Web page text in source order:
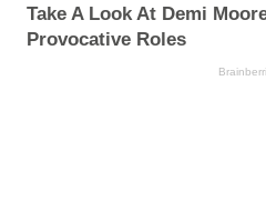
Take A Look At Demi
Provocative Roles